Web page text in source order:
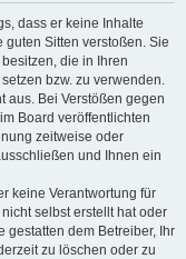
dass er keine Inhalte
Sitten verstoßen. Sie
die in Ihren
bzw. zu verwenden.
aus. Bei Verstößen gegen
Board veröffentlichten
zeitweise oder
und Ihnen ein
keine Verantwortung für
selbst erstellt hat oder
gestatten dem Betreiber, Ihr
zu löschen oder zu